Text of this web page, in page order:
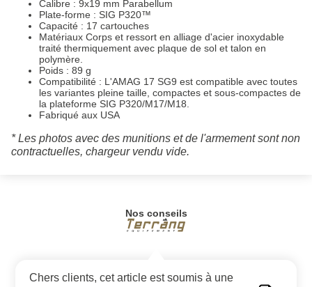
Calibre : 9x19 mm Parabellum
Plate-forme : SIG P320™
Capacité : 17 cartouches
Matériaux Corps et ressort en alliage d'acier inoxydable
traité thermiquement avec plaque de sol et talon en
polymère.
Poids : 89 g
Compatibilité : L'AMAG 17 SG9 est compatible avec toutes
les variantes pleine taille, compactes et sous-compactes de
la plateforme SIG P320/M17/M18.
Fabriqué aux USA
* Les photos avec des munitions et de l'armement sont non
contractuelles, chargeur vendu vide.
Nos conseils
Chers clients, cet article est soumis à une